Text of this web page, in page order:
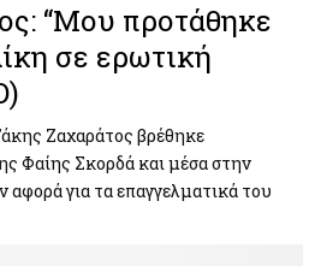
“Μου προτάθηκε
σε ερωτική
Ζαχαράτος βρέθηκε
Φαίης Σκορδά και μέσα στην
αφορά για τα επαγγελματικά του